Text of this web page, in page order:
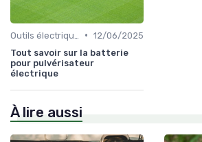
• 12/06/2025
Tout savoir sur la batterie
pour pulvérisateur
électrique
À lire aussi